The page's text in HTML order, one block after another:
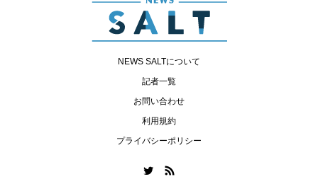
NEWS SALTについて
記者一覧
お問い合わせ
利用規約
プライバシーポリシー